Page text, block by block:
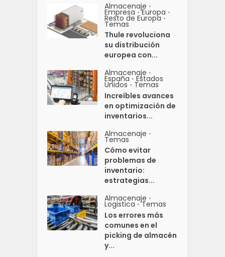
Almacenaje •
Empresa • Europa •
Resto de Europa •
Temas
Thule revoluciona
su distribución
europea con...
Almacenaje •
España • Estados
Unidos • Temas
Increíbles avances
en optimización de
inventarios...
Almacenaje •
Temas
Cómo evitar
problemas de
inventario:
estrategias...
Almacenaje •
Logistica • Temas
Los errores más
comunes en el
picking de almacén
y...